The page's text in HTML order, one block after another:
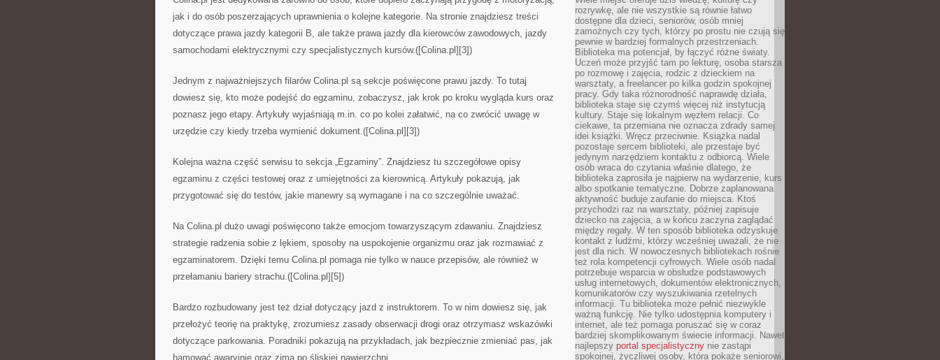
jak i do osób poszerzających uprawnienia o kolejne kategorie. Na stronie znajdziesz treści
dotyczące prawa jazdy kategorii B, ale także prawa jazdy dla kierowców zawodowych, jazdy
samochodami elektrycznymi czy specjalistycznych kursów.([Colina.pl][3])
Jednym z najważniejszych filarów Colina.pl są sekcje poświęcone prawu jazdy. To tutaj
dowiesz się, kto może podejść do egzaminu, zobaczysz, jak krok po kroku wygląda kurs oraz
poznasz jego etapy. Artykuły wyjaśniają m.in. co po kolei załatwić, na co zwrócić uwagę w
urzędzie czy kiedy trzeba wymienić dokument.([Colina.pl][3])
Kolejna ważna część serwisu to sekcja „Egzaminy”. Znajdziesz tu szczegółowe opisy
egzaminu z części testowej oraz z umiejętności za kierownicą. Artykuły pokazują, jak
przygotować się do testów, jakie manewry są wymagane i na co szczególnie uważać.
Na Colina.pl dużo uwagi poświęcono także emocjom towarzyszącym zdawaniu. Znajdziesz
strategie radzenia sobie z lękiem, sposoby na uspokojenie organizmu oraz jak rozmawiać z
egzaminatorem. Dzięki temu Colina.pl pomaga nie tylko w nauce przepisów, ale również w
przełamaniu bariery strachu.([Colina.pl][5])
Bardzo rozbudowany jest też dział dotyczący jazd z instruktorem. To w nim dowiesz się, jak
przełożyć teorię na praktykę, zrozumiesz zasady obserwacji drogi oraz otrzymasz wskazówki
dotyczące parkowania. Poradniki pokazują na przykładach, jak bezpiecznie zmieniać pas, jak
hamować awaryjnie oraz zimą po śliskiej nawierzchni.
rozrywkę, ale nie wszystkie są równie łatwo
dostępne dla dzieci, seniorów, osób mniej
zamożnych czy tych, którzy po prostu nie czują się
pewnie w bardziej formalnych przestrzeniach.
Biblioteka ma potencjał, by łączyć różne światy.
Uczeń może przyjść tam po lekturę, osoba starsza
po rozmowę i zajęcia, rodzic z dzieckiem na
warsztaty, a freelancer po kilka godzin spokojnej
pracy. Gdy taka różnorodność naprawdę działa,
biblioteka staje się czymś więcej niż instytucją
kultury. Staje się lokalnym węzłem relacji. Co
ciekawe, ta przemiana nie oznacza zdrady samej
idei książki. Wręcz przeciwnie. Książka nadal
pozostaje sercem biblioteki, ale przestaje być
jedynym narzędziem kontaktu z odbiorcą. Wiele
osób wraca do czytania właśnie dlatego, że
biblioteka zaprosiła je najpierw na wydarzenie, kurs
albo spotkanie tematyczne. Dobrze zaplanowana
aktywność buduje zaufanie do miejsca. Ktoś
przychodzi raz na warsztaty, później zapisuje
dziecko na zajęcia, a w końcu zaczyna zaglądać
między regały. W ten sposób biblioteka odzyskuje
kontakt z ludźmi, którzy wcześniej uważali, że nie
jest dla nich. W nowoczesnych bibliotekach rośnie
też rola kompetencji cyfrowych. Wiele osób nadal
potrzebuje wsparcia w obsłudze podstawowych
usług internetowych, dokumentów elektronicznych,
komunikatorów czy wyszukiwania rzetelnych
informacji. Tu biblioteka może pełnić niezwykle
ważną funkcję. Nie tylko udostępnia komputery i
internet, ale też pomaga poruszać się w coraz
bardziej skomplikowanym świecie informacji. Nawet
najlepszy portal specjalistyczny nie zastąpi
spokojnej, życzliwej osoby, która pokaże seniorowi,